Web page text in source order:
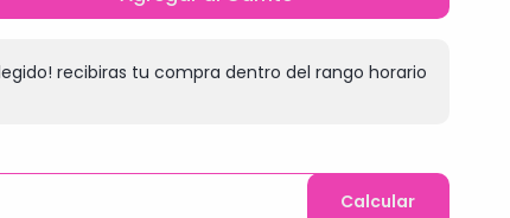
recibiras tu compra dentro del rango horario
Calcular